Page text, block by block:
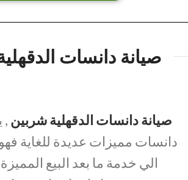
صيانة دانسات
صيانة دانسات الدقهلية شربين ,
دانسات مميزات عديدة للغاية فهو
الي خدمة ما بعد البيع